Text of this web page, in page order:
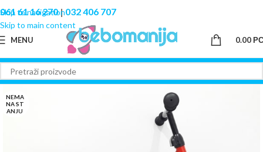
Skip to navigation
Skip to main content
061 61 16 270|032 406 707
MENU 0.00
NEMA
NA ST
ANJU